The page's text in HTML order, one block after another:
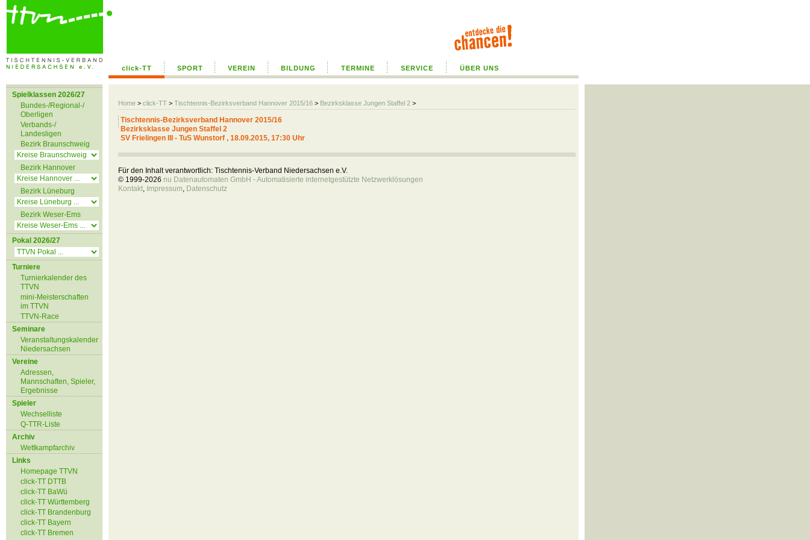
click-TT SPORT VEREIN BILDUNG TERMINE SERVICE ÜBER UNS
Home > click-TT > Tischtennis-Bezirksverband Hannover 2015/16 > Bezirksklasse Jungen Staffel 2 >
Spielklassen 2026/27
Bundes-/Regional-/
Oberligen
Verbands-/
Landesligen
Bezirk Braunschweig
Bezirk Hannover
Bezirk Lüneburg
Bezirk Weser-Ems
Pokal 2026/27
Turniere
Turnierkalender des
TTVN
mini-Meisterschaften
im TTVN
TTVN-Race
Seminare
Veranstaltungskalender
Niedersachsen
Vereine
Adressen,
Mannschaften, Spieler,
Ergebnisse
Spieler
Wechselliste
Q-TTR-Liste
Archiv
Wettkampfarchiv
Links
Homepage TTVN
click-TT DTTB
click-TT BaWü
click-TT Württemberg
click-TT Brandenburg
click-TT Bayern
click-TT Bremen
Tischtennis-Bezirksverband Hannover 2015/16
Bezirksklasse Jungen Staffel 2
SV Frielingen III - TuS Wunstorf , 18.09.2015, 17:30 Uhr
Für den Inhalt verantwortlich: Tischtennis-Verband Niedersachsen e.V.
© 1999-2026 nu Datenautomaten GmbH - Automatisierte internetgestützte Netzwerklösungen
Kontakt, Impressum, Datenschutz